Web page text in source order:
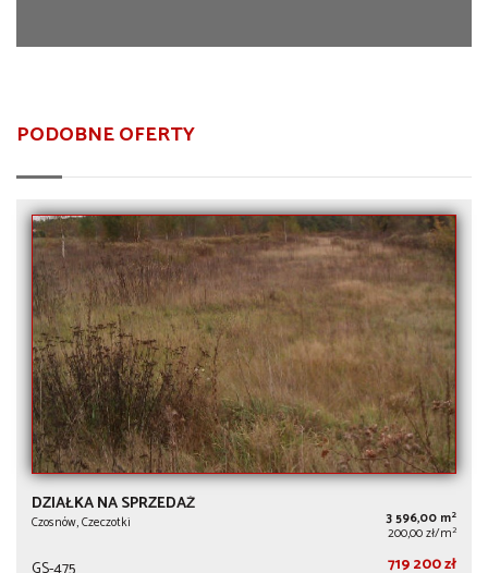
PODOBNE OFERTY
DZIAŁKA NA SPRZEDAŻ
Czosnów, Czeczotki 3 596,00 m2
200,00 zł/m2
719 200 zł